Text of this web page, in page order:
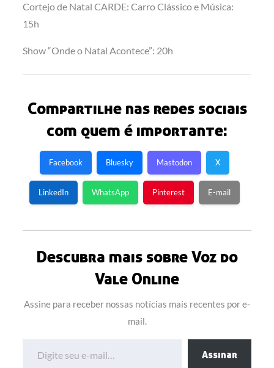
Cortejo de Natal CARDE: Carro Clássico e Música:
15h
Show “Onde o Natal Acontece”: 20h
Compartilhe nas redes sociais
com quem é importante:
Facebook Bluesky Mastodon X
LinkedIn WhatsApp Pinterest E-mail
Descubra mais sobre Voz do
Vale Online
Assine para receber nossas notícias mais recentes por e-
mail.
Assinar